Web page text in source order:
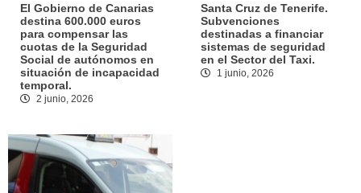
El Gobierno de Canarias
destina 600.000 euros
para compensar las
cuotas de la Seguridad
Social de autónomos en
situación de incapacidad
temporal.
2 junio, 2026
Santa Cruz de Tenerife.
Subvenciones
destinadas a financiar
sistemas de seguridad
en el Sector del Taxi.
1 junio, 2026